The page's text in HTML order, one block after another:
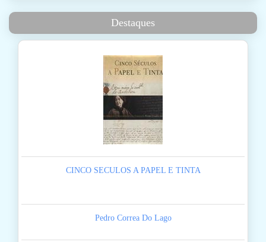
Destaques
CINCO SECULOS A PAPEL E TINTA
Pedro Correa Do Lago